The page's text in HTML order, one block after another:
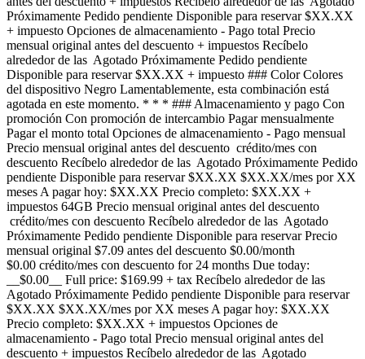
Próximamente Pedido pendiente Disponible para reservar $XX.XX
+ impuesto Opciones de almacenamiento - Pago total Precio
mensual original antes del descuento + impuestos Recíbelo
alrededor de las Agotado Próximamente Pedido pendiente
Disponible para reservar $XX.XX + impuesto ### Color Colores
del dispositivo Negro Lamentablemente, esta combinación está
agotada en este momento. * * * ### Almacenamiento y pago Con
promoción Con promoción de intercambio Pagar mensualmente
Pagar el monto total Opciones de almacenamiento - Pago mensual
Precio mensual original antes del descuento crédito/mes con
descuento Recíbelo alrededor de las Agotado Próximamente Pedido
pendiente Disponible para reservar $XX.XX $XX.XX/mes por XX
meses A pagar hoy: $XX.XX Precio completo: $XX.XX +
impuestos 64GB Precio mensual original antes del descuento
crédito/mes con descuento Recíbelo alrededor de las Agotado
Próximamente Pedido pendiente Disponible para reservar Precio
mensual original $7.09 antes del descuento $0.00/month
$0.00 crédito/mes con descuento for 24 months Due today:
__$0.00__ Full price: $169.99 + tax Recíbelo alrededor de las
Agotado Próximamente Pedido pendiente Disponible para reservar
$XX.XX $XX.XX/mes por XX meses A pagar hoy: $XX.XX
Precio completo: $XX.XX + impuestos Opciones de
almacenamiento - Pago total Precio mensual original antes del
descuento + impuestos Recíbelo alrededor de las Agotado